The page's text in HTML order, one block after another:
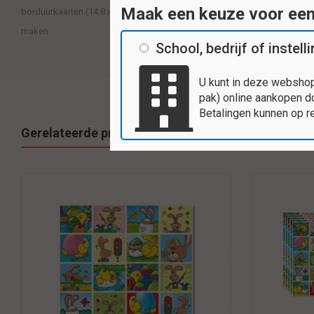
borduurkaarten (14,8 x 21 cm), 1 set met Paas plakfiguren en 2
maken.
Gerelateerde producten
Maak een keuze voor
School, bedrijf of
U kunt in deze
pak) online aankopen
Betalingen kunnen op